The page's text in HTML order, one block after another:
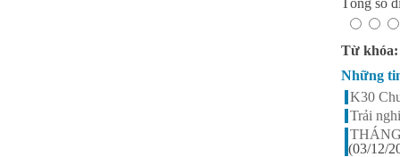
Tổng số
Từ khóa:
Những
K30
Trải
(03/12/